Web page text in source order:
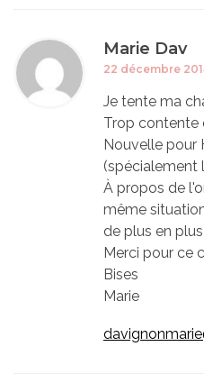
Marie Dav
22 décembre
Je tente ma
Trop contente
Nouvelle pour
(spécialement
À propos de
même
de plus en
Merci pour ce
Bises
Marie